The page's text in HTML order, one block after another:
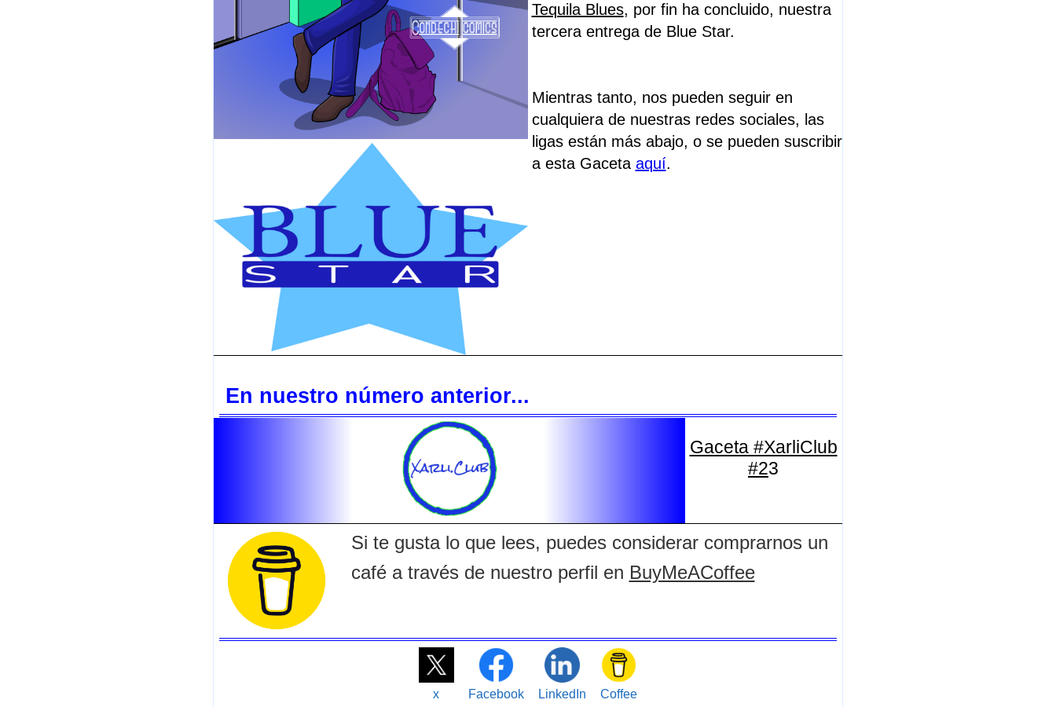
Tequila Blues, por fin ha concluido, nuestra
tercera entrega de Blue Star.
Mientras tanto, nos pueden seguir en
cualquiera de nuestras redes sociales, las
ligas están más abajo, o sepueden suscribir
a esta Gaceta aquí.
En nuestro número anterior...
Gaceta #XarliClub
#23
Si te gusta lo que lees, puedes considerar comprarnos un
café a través de nuestro perfil en BuyMeACoffee
x Facebook LinkedIn Coffee